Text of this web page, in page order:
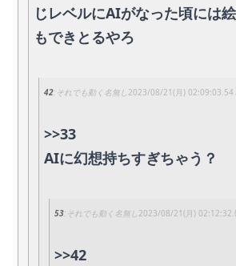
じレベルにAIがなった頃には
もできとるやろ
42 それでも動く名無し2023/08/21(月) 02:09:03.54
>>33
AIに幻想持ちすぎちゃう？
53 それでも動く名無し2023/08/21(月)
>>42